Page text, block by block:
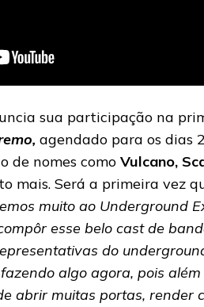
sua participação na
agendado para os dias
de nomes como Vulcano,
mais. Será a primeira vez
muito ao Underground
esse belo cast de
do
algo agora, pois
abrir muitas portas, render